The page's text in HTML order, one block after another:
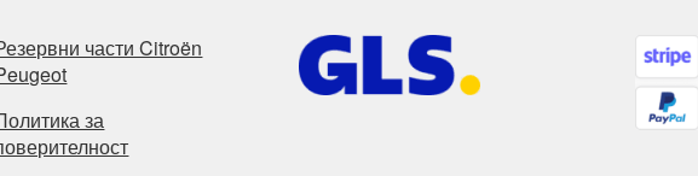
части Citroën
за